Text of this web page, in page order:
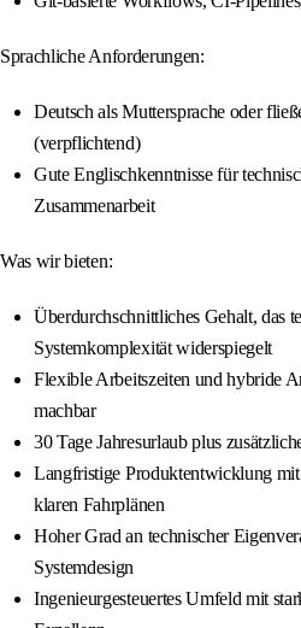
Sprachliche Anforderungen:
Deutsch als Muttersprache oder
(verpflichtend)
Gute Englischkenntnisse für
Zusammenarbeit
Was wir bieten:
Überdurchschnittliches Gehalt, das
Systemkomplexität widerspiegelt
Flexible Arbeitszeiten und hybride
machbar
30 Tage Jahresurlaub plus
Langfristige Produktentwicklung
klaren Fahrplänen
Hoher Grad an technischer
Systemdesign
Ingenieurgesteuertes Umfeld mit